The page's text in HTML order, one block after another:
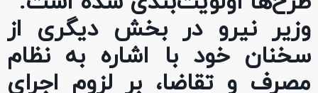
وزیر نیرو در بخش دیگری از
سخنان خود با اشاره به نظام
مصرف و تقاضا، بر لزوم اجرای